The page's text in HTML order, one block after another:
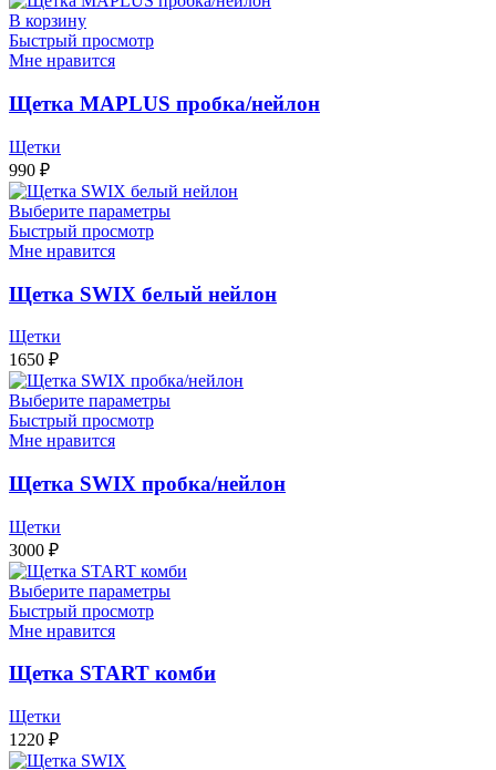
В корзину
Быстрый просмотр
Мне нравится
Щетка MAPLUS пробка/нейлон
Щетки
990 ₽
Выберите параметры
Быстрый просмотр
Мне нравится
Щетка SWIX белый нейлон
Щетки
1650 ₽
Выберите параметры
Быстрый просмотр
Мне нравится
Щетка SWIX пробка/нейлон
Щетки
3000 ₽
Выберите параметры
Быстрый просмотр
Мне нравится
Щетка START комби
Щетки
1220 ₽